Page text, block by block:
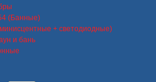
(Банные)
+ светодиодные)
и бань